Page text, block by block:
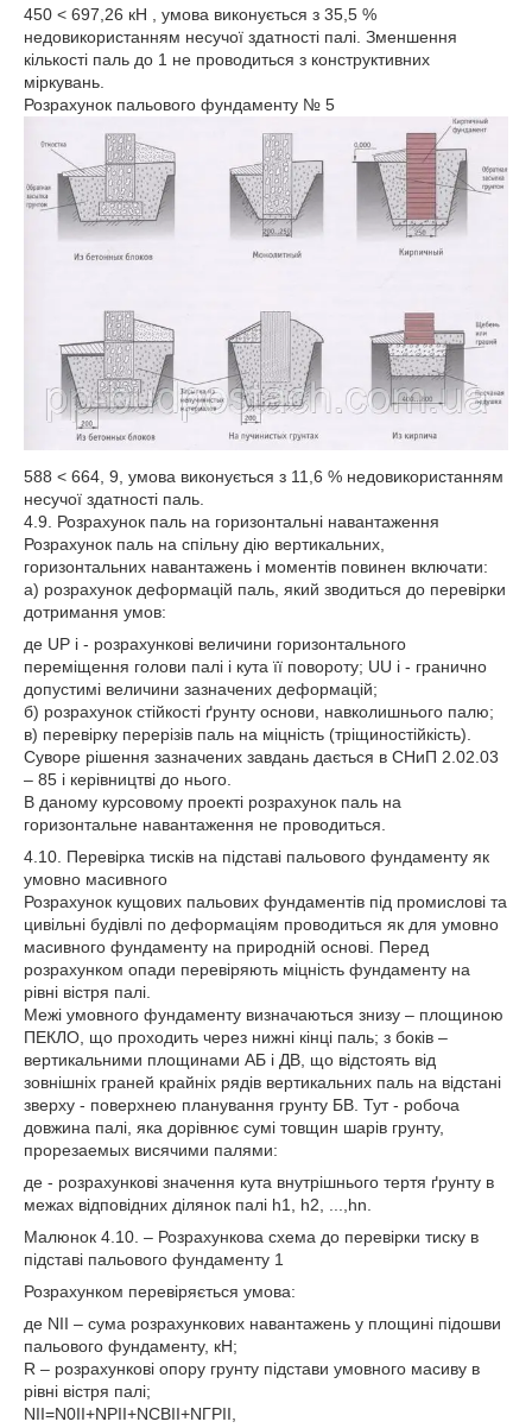
450 < 697,26 кН , умова виконується з 35,5 %
недовикористанням несучої здатності палі. Зменшення
кількості паль до 1 не проводиться з конструктивних
міркувань.
Розрахунок пальового фундаменту № 5
588 < 664, 9, умова виконується з 11,6 % недовикористанням
несучої здатності паль.
4.9. Розрахунок паль на горизонтальні навантаження
Розрахунок паль на спільну дію вертикальних,
горизонтальних навантажень і моментів повинен включати:
а) розрахунок деформацій паль, який зводиться до перевірки
дотримання умов:
де UP і - розрахункові величини горизонтального
переміщення голови палі і кута її повороту; UU і - гранично
допустимі величини зазначених деформацій;
б) розрахунок стійкості ґрунту основи, навколишнього палю;
в) перевірку перерізів паль на міцність (тріщиностійкість).
Суворе рішення зазначених завдань дається в СНиП 2.02.03
– 85 і керівництві до нього.
В даному курсовому проекті розрахунок паль на
горизонтальне навантаження не проводиться.
4.10. Перевірка тисків на підставі пальового фундаменту як
умовно масивного
Розрахунок кущових пальових фундаментів під промислові та
цивільні будівлі по деформаціям проводиться як для умовно
масивного фундаменту на природній основі. Перед
розрахунком опади перевіряють міцність фундаменту на
рівні вістря палі.
Межі умовного фундаменту визначаються знизу – площиною
ПЕКЛО, що проходить через нижні кінці паль; з боків –
вертикальними площинами АБ і ДВ, що відстоять від
зовнішніх граней крайніх рядів вертикальних паль на відстані
зверху - поверхнею планування грунту БВ. Тут - робоча
довжина палі, яка дорівнює сумі товщин шарів грунту,
прорезаемых висячими палями:
де - розрахункові значення кута внутрішнього тертя ґрунту в
межах відповідних ділянок палі h1, h2, ...,hn.
Малюнок 4.10. – Розрахункова схема до перевірки тиску в
підставі пальового фундаменту 1
Розрахунком перевіряється умова:
де NII – сума розрахункових навантажень у площині підошви
пальового фундаменту, кН;
R – розрахункові опору грунту підстави умовного масиву в
рівні вістря палі;
NII=N0II+NPII+NCBII+NГРII,